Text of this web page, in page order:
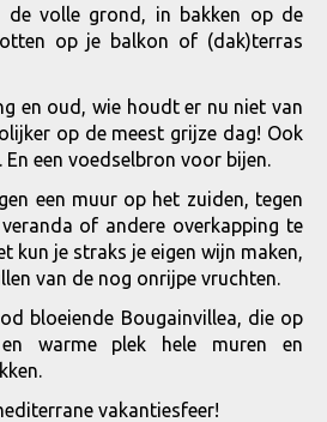
volle grond, in bakken op de
op je balkon of (dak)terras
en oud, wie houdt er nu niet van
op de meest grijze dag! Ook
En een voedselbron voor bijen.
een muur op het zuiden, tegen
of andere overkapping te
kun je straks je eigen wijn maken,
van de nog onrijpe vruchten.
bloeiende Bougainvillea, die op
warme plek hele muren en
vakantiesfeer!